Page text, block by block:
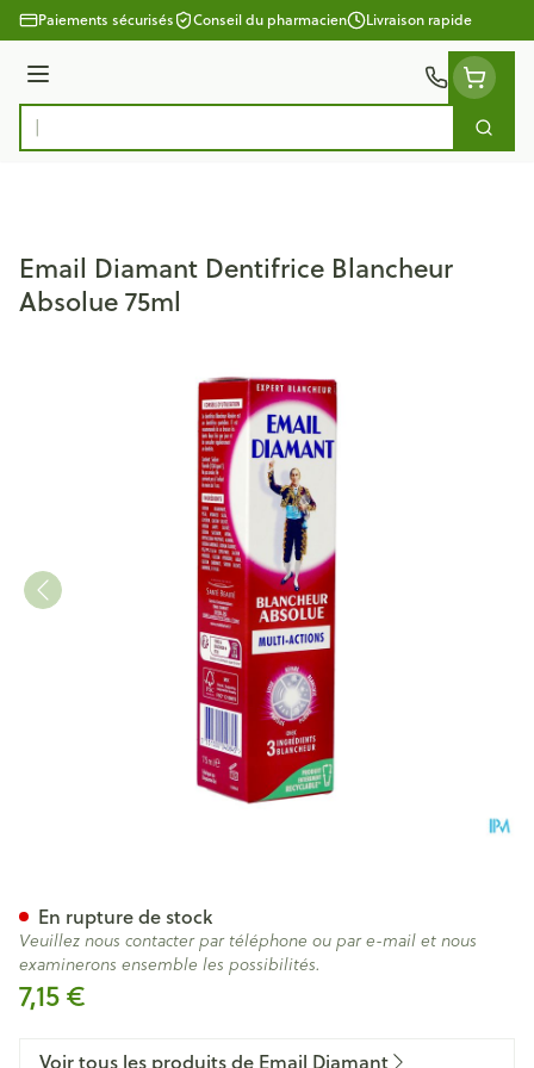
Aller au contenu
Paiements sécurisés Conseil du pharmacien Livraison rapide
Menu
Rechercher
Email Diamant Dentifrice Blancheur
Absolue 75ml
7,15 €
En rupture de stock
Veuillez nous contacter par téléphone ou par e-mail et nous
examinerons ensemble les possibilités.
Voir tous les produits de Email Diamant